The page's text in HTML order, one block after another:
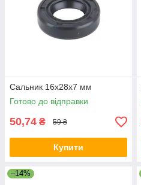
Сальник 16x28x7 мм
Готово до відправки
50,74 ₴ 59 ₴
Купити
–14%